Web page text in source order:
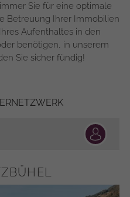
Sie für eine optimale
Betreuung Ihrer Immobilien
Aufenthaltes in den
benötigen, in unserem
Sie sicher fündig!